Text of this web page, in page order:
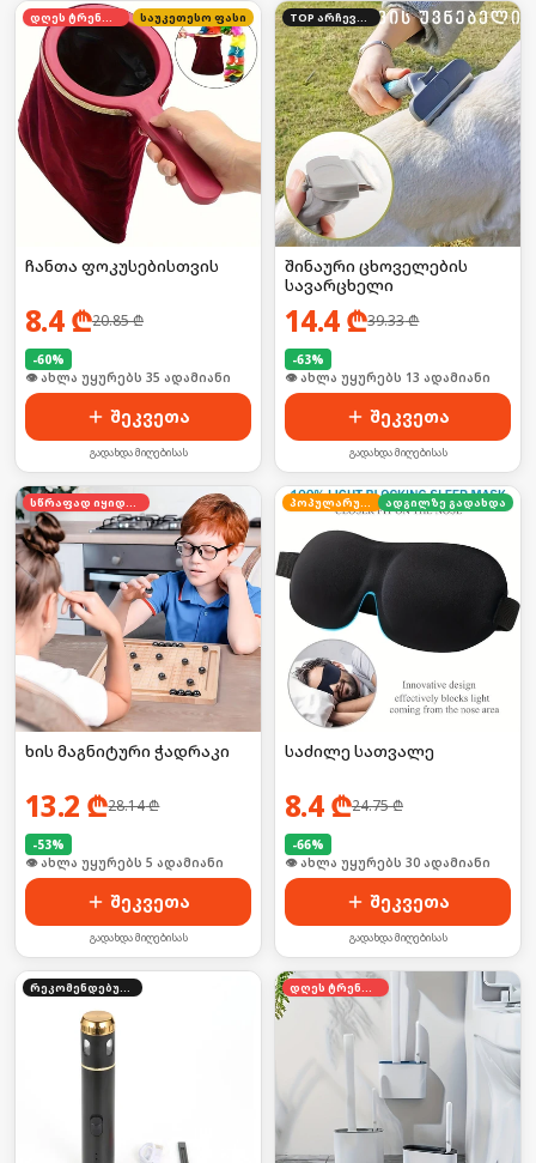
დღეს ტრენდში საუკეთესო ფასი
ჩანთა ფოკუსებისთვის
8.4₾20.85₾
-60%
🛒 ბოლო 24სთ-ში იყიდა 46-მა
შეკვეთა
გადახდა მიღებისას
TOP არჩევანი
შინაური ცხოველების
სავარცხელი
14.4₾39.33₾
-63%
🛒 ბოლო 24სთ-ში იყიდა 22-მა
შეკვეთა
გადახდა მიღებისას
სწრაფად იყიდება
ხის მაგნიტური ჭადრაკი
13.2 ₾28.14₾
-53%
🛒 ბოლო 24სთ-ში იყიდა 53-მა
შეკვეთა
გადახდა მიღებისას
პოპულარული ადგილზე გადახდა
საძილე სათვალე
8.4₾24.75₾
-66%
🛒 ბოლო 24სთ-ში იყიდა 46-მა
შეკვეთა
გადახდა მიღებისას
რეკომენდებული დღეს ტრენდში